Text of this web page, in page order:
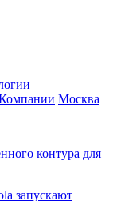
Москва
контура для
запускают